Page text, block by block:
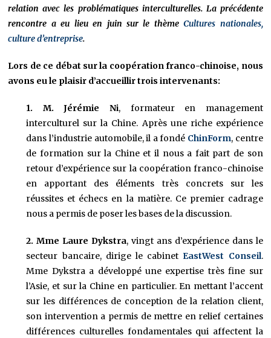
relation avec les problématiques interculturelles. La précédente
rencontre a eu lieu en juin sur le thèmeCultures nationales,
culture d’entreprise.
Lors de ce débat sur la coopération franco-chinoise, nous
avons eu le plaisir d’accueillir trois intervenants:
1. M. Jérémie Ni, formateur en management
interculturel sur la Chine. Après une riche expérience
dans l’industrie automobile, il a fondé ChinForm, centre
de formation sur la Chine et il nous a fait part de son
retour d’expérience sur la coopération franco-chinoise
en apportant des éléments très concrets sur les
réussites et échecs en la matière. Ce premier cadrage
nous a permis de poser les bases de la discussion.
2. Mme Laure Dykstra, vingt ans d’expérience dans le
secteur bancaire, dirige le cabinetEastWest Conseil.
Mme Dykstra a développé une expertise très fine sur
l’Asie, et sur la Chine en particulier. En mettant l’accent
sur les différences de conception de la relation client,
son intervention a permis de mettre en relief certaines
différences culturelles fondamentales qui affectent la